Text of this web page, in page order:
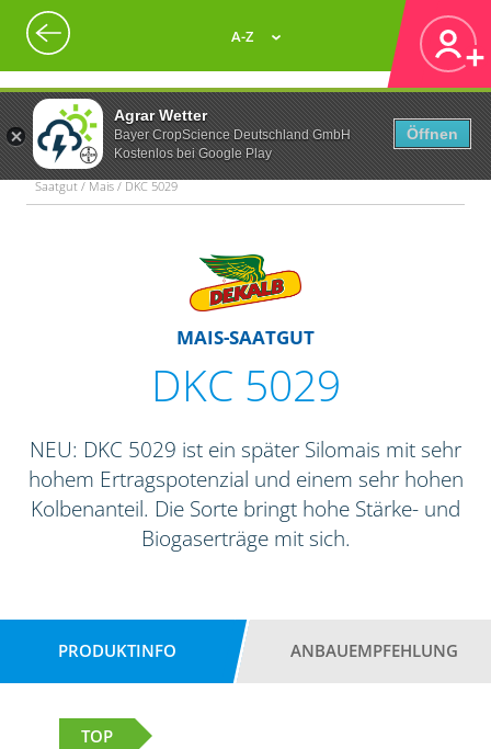
Agrar Wetter
Bayer CropScience Deutschland GmbH
Kostenlos bei Google Play
Öffnen
A-Z
Saatgut / Mais / DKC 5029
MAIS-SAATGUT
DKC 5029
NEU: DKC 5029 ist ein später Silomais mit sehr
hohem Ertragspotenzial und einem sehr hohen
Kolbenanteil. Die Sorte bringt hohe Stärke- und
Biogaserträge mit sich.
PRODUKTINFO ANBAUEMPFEHLUNG
TOP